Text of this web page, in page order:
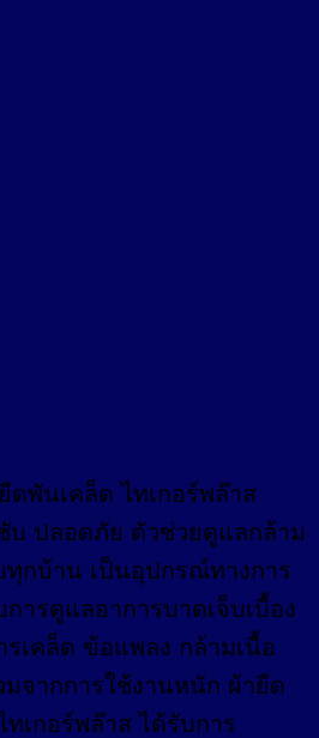
ดพันเคล็ด ไทเกอร์พล๊าส
บ ปลอดภัย ตัวช่วยดูแลกล้าม
กบ้าน เป็นอุปกรณ์ทางการ
ารดูแลอาการบาดเจ็บเบื้อง
เคล็ด ข้อแพลง กล้ามเนื้อ
มจากการใช้งานหนัก ผ้ายืด
เกอร์พล๊าส ได้รับการ